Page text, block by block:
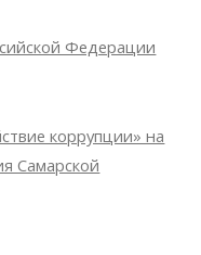
Федерации
коррупции» на
Самарской